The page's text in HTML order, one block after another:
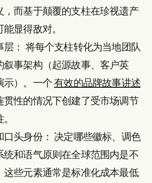
，而基于颠覆的支柱在珍视遗产
显得敌对。
： 将每个支柱转化为当地团队
叙事架构（起源故事、客户英
示）。一个有效的品牌故事讲述
贯性的情况下创建了受市场调节
头身份： 决定哪些徽标、调色
统和语气原则在全球范围内是不
这些元素通常是标准化成本最低